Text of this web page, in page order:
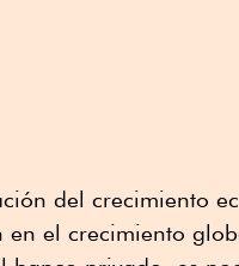
del crecimiento
en el crecimiento